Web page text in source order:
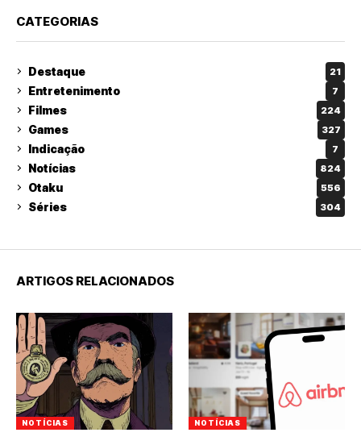
CATEGORIAS
Destaque 21
Entretenimento 7
Filmes 224
Games 327
Indicação 7
Notícias 824
Otaku 556
Séries 304
ARTIGOS RELACIONADOS
NOTÍCIAS NOTÍCIAS